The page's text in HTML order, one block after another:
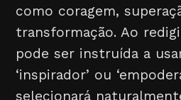
como coragem,
transformação. Ao
pode ser instruída a
‘inspirador’ ou
selecionará